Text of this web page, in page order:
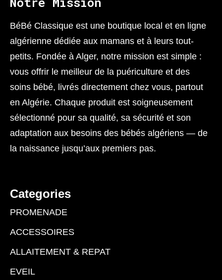
BéBé Classique est une boutique local et en ligne
algérienne dédiée aux mamans et à leurs tout-
petits. Fondée à Alger, notre mission est simple :
vous offrir le meilleur de la puériculture et des
soins bébé, livrés directement chez vous, partout
en Algérie. Chaque produit est soigneusement
sélectionné pour sa qualité, sa sécurité et son
adaptation aux besoins des bébés algériens — de
la naissance jusqu’aux premiers pas.
Categories
PROMENADE
ACCESSOIRES
ALLAITEMENT & REPAT
EVEIL